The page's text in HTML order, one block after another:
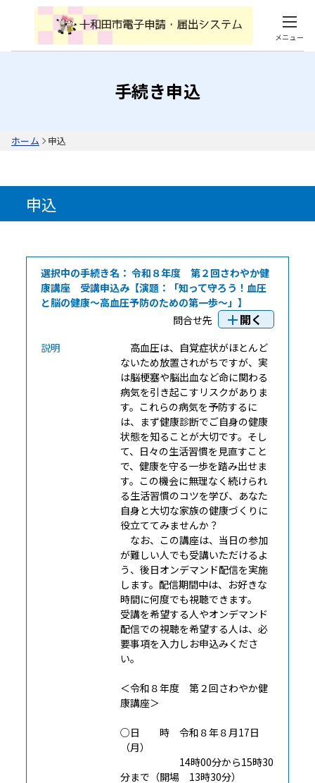
メニュー
手続き申込
ホーム 申込
申込
選択中の手続き名： 令和８年度 第２回さわやか健
康講座 受講申込み【演題：「知って守ろう！血圧
と脳の健康～高血圧予防のための第一歩～」】
問合せ先
開く
説明
高血圧は、自覚症状がほとんど
ないため放置されがちですが、実
は脳梗塞や脳出血など命に関わる
病気を引き起こすリスクがありま
す。これらの病気を予防するに
は、まず健康診断でご自身の健康
状態を知ることが大切です。そし
て、日々の生活習慣を見直すこと
で、健康を守る一歩を踏み出せま
す。この機会に無理なく続けられ
る生活習慣のコツを学び、あなた
自身と大切な家族の健康づくりに
役立ててみませんか？
なお、この講座は、当日の参加
が難しい人でも受講いただけるよ
う、後日オンデマンド配信を実施
します。配信期間中は、お好きな
時間に何度でも視聴できます。
受講を希望する人やオンデマンド
配信での視聴を希望する人は、必
要事項を入力しお申込みくださ
い。
＜令和８年度 第２回さわやか健
康講座＞
○日 時 令和８年８月17日
（月）
14時00分から15時30
分まで（開場 13時30分）